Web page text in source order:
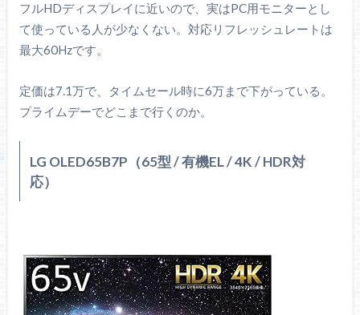
フルHDディスプレイに近いので、実はPC用モニターとし
て使っている人が少なくない。対応リフレッシュレートは
最大60Hzです。
定価は7.1万で、タイムセール時に6万まで下がっている。
プライムデーでどこまで行くのか。
LG OLED65B7P（65型 / 有機EL / 4K / HDR対
応）